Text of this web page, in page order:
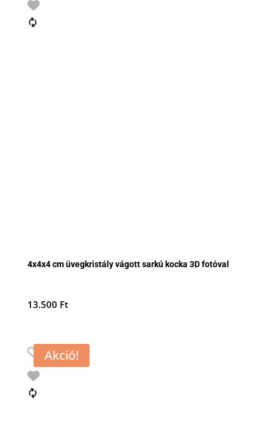
4x4x4 cm üvegkristály vágott sarkú kocka 3D fotóval
13.500 Ft
Akció!